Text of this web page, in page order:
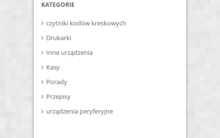
KATEGORIE
czytniki kodów kreskowych
Drukarki
Inne urządzenia
Kasy
Porady
Przepisy
urządzenia peryferyjne